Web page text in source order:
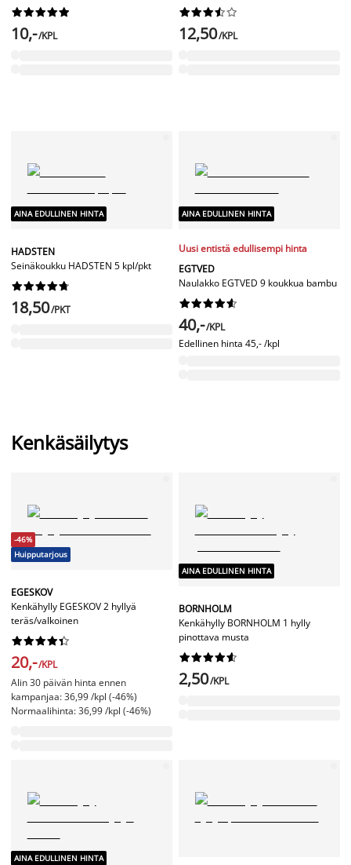






10,-/KPL






12,50/KPL
AINA EDULLINEN HINTA
HADSTEN
Seinäkoukku HADSTEN 5 kpl/pkt






18,50/PKT
AINA EDULLINEN HINTA
Uusi entistä edullisempi hinta
EGTVED
Naulakko EGTVED 9 koukkua bambu






40,-/KPL
Edellinen hinta 45,- /kpl
Kenkäsäilytys
-46%
Huipputarjous
EGESKOV
Kenkähylly EGESKOV 2 hyllyä
teräs/valkoinen






20,-/KPL
Alin 30 päivän hinta ennen
kampanjaa: 36,99 /kpl (-46%)
Normaalihinta: 36,99 /kpl (-46%)
AINA EDULLINEN HINTA
BORNHOLM
Kenkähylly BORNHOLM 1 hylly
pinottava musta






2,50/KPL
AINA EDULLINEN HINTA